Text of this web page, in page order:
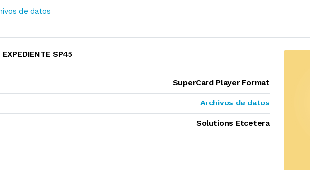
de datos
EXPEDIENTE SP45
SuperCard Player Format
Archivos de datos
Solutions Etcetera